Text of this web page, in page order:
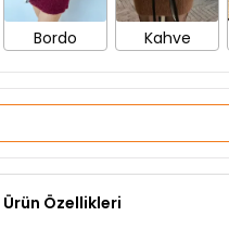
Ürün Özellikleri